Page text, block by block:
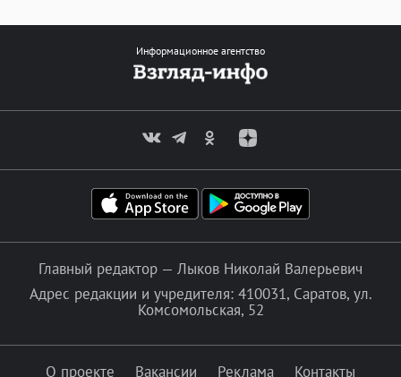
Информационное агентство
Главный редактор — Лыков Николай Валерьевич
Адрес редакции и учредителя: 410031, Саратов, ул.
Комсомольская, 52
О проекте Вакансии Реклама Контакты